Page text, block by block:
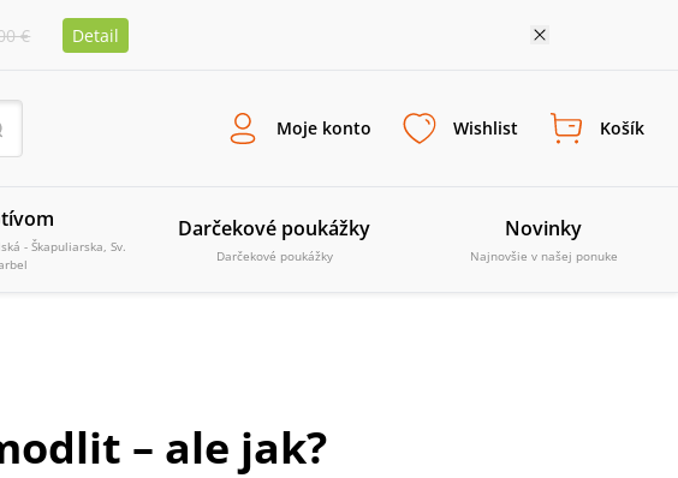
€ Detail
Moje konto Wishlist Košík
- Škapuliarska, Sv.
Darčekové poukážky
Darčekové poukážky
Novinky
Najnovšie v našej ponuke
– ale jak?